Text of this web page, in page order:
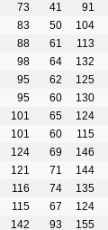
73 41 91
83 50 104
88 61 113
98 64 132
95 62 125
95 60 130
101 65 124
101 60 115
124 69 146
121 71 144
116 74 135
115 67 124
142 93 155